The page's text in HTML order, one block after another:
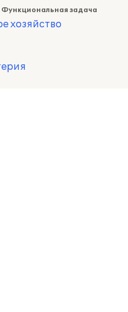
Функциональная задача
хозяйство